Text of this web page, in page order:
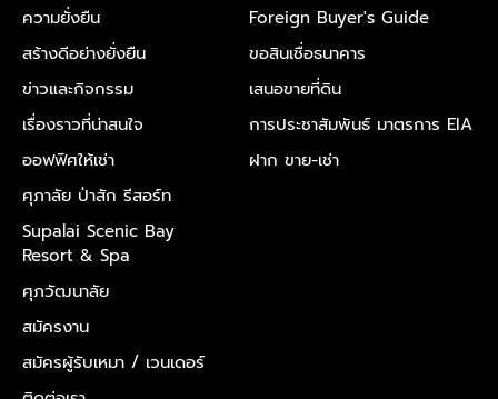
ความยั่งยืน
สร้างดีอย่างยั่งยืน
ข่าวและกิจกรรม
เรื่องราวที่น่าสนใจ
ออฟฟิศให้เช่า
ศุภาลัย ป่าสัก รีสอร์ท
Supalai Scenic Bay
Resort & Spa
ศุภวัฒนาลัย
สมัครงาน
สมัครผู้รับเหมา / เวนเดอร์
Foreign Buyer's Guide
ขอสินเชื่อธนาคาร
เสนอขายที่ดิน
การประชาสัมพันธ์ มาตรการ EIA
ฝาก ขาย-เช่า